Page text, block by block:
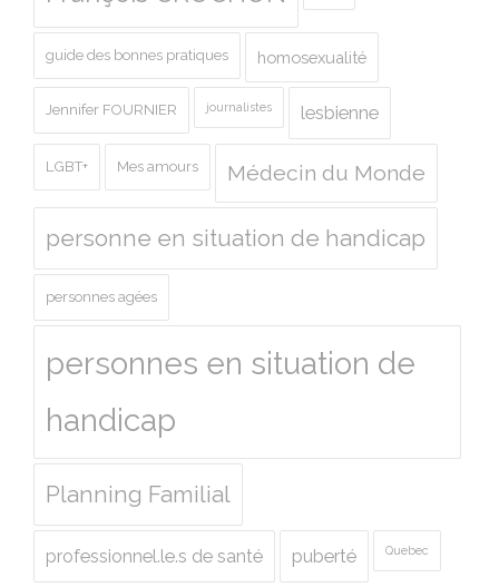
guide des bonnes pratiques homosexualité
Jennifer FOURNIER journalistes lesbienne
LGBT+ Mes amours Médecin du Monde
personne en situation de handicap
personnes agées
personnes en situation de
handicap
Planning Familial
professionnel.le.s de santé puberté Quebec